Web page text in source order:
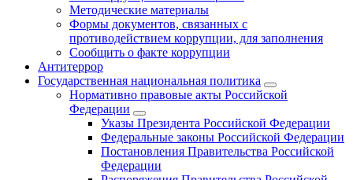
Методические материалы
Формы документов, связанных с
противодействием коррупции, для заполнения
Сообщить о факте коррупции
Антитеррор
Государственная национальная политика
Нормативно правовые акты Российской
Федерации
Указы Президента Российской Федерации
Федеральные законы Российской Федерации
Постановления Правительства Российской
Федерации